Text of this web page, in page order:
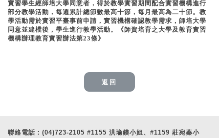
實習學生經師培大學同意者，得於教學實習期間配合實習機構進行
部分教學活動，每週累計總節數最高十節，每月最高為二十節。教
學活動需於實習平臺事前申請，實習機構確認教學需求，師培大學
同意並建檔後，學生進行教學活動。《師資培育之大學及教育實習
機構辦理教育實習辦法第23條》
返回
聯絡電話：(04)723-2105 #1155 洪瑜鎂小姐、#1159 莊宛蓁小